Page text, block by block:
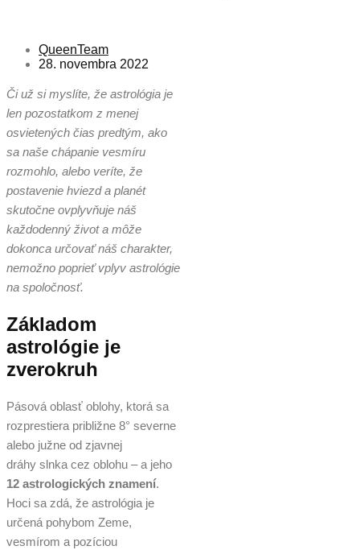
QueenTeam
28. novembra 2022
Či už si myslíte, že astrológia je
len pozostatkom z menej
osvietených čias predtým, ako
sa naše chápanie vesmíru
rozmohlo, alebo veríte, že
postavenie hviezd a planét
skutočne ovplyvňuje náš
každodenný život a môže
dokonca určovať náš charakter,
nemožno poprieť vplyv astrológie
na spoločnosť.
Základom
astrológie je
zverokruh
Pásová oblasť oblohy, ktorá sa
rozprestiera približne 8° severne
alebo južne od zjavnej
dráhy slnka cez oblohu – a jeho
12 astrologických znamení.
Hoci sa zdá, že astrológia je
určená pohybom Zeme,
vesmírom a pozíciou